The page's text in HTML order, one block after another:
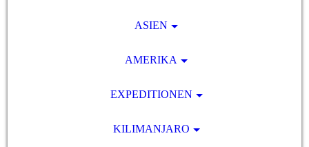
ASIEN
AMERIKA
EXPEDITIONEN
KILIMANJARO